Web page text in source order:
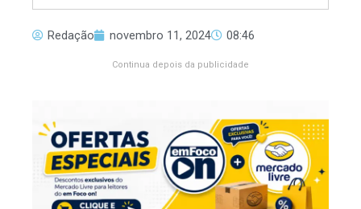
Redação novembro 11, 2024 08:46
Continua depois da publicidade